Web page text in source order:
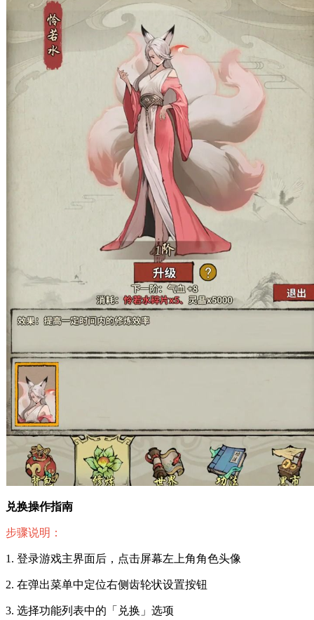
兑换操作指南
步骤说明：
1. 登录游戏主界面后，点击屏幕左上角角色头像
2. 在弹出菜单中定位右侧齿轮状设置按钮
3. 选择功能列表中的「兑换」选项